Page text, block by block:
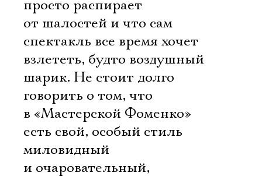
просто распирает
от шалостей и что сам
спектакль все время хочет
взлететь, будто воздушный
шарик. Не стоит долго
говорить о том, что
в «Мастерской Фоменко»
есть свой, особый стиль 
миловидный
и очаровательный,